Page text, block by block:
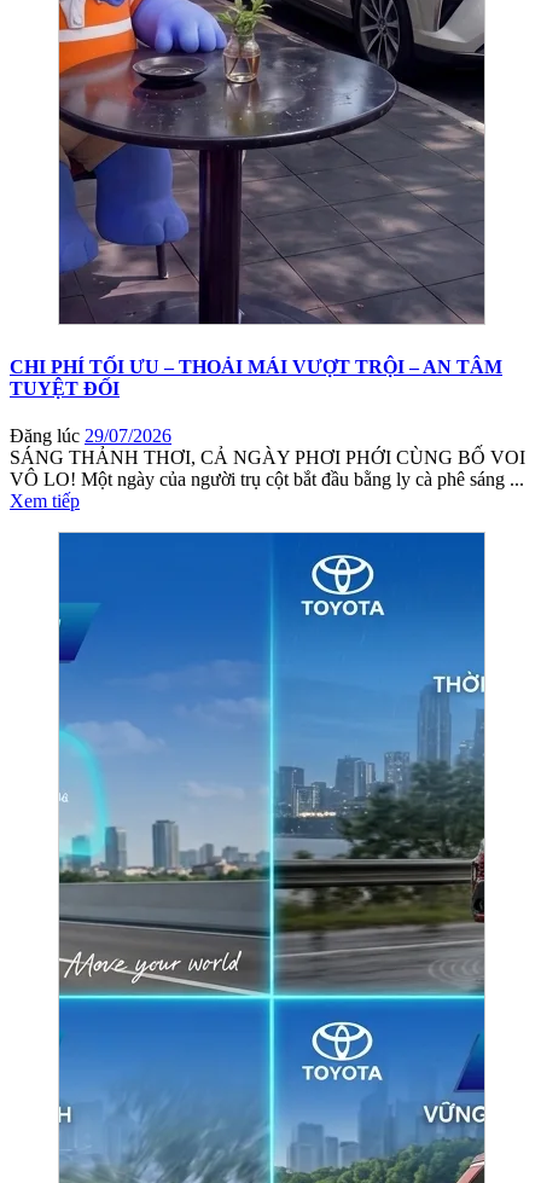
CHI PHÍ TỐI ƯU – THOẢI MÁI VƯỢT TRỘI – AN TÂM
TUYỆT ĐỐI
Đăng lúc 29/07/2026
SÁNG THẢNH THƠI, CẢ NGÀY PHƠI PHỚI CÙNG BỐ VOI
VÔ LO! Một ngày của người trụ cột bắt đầu bằng ly cà phê sáng ...
Xem tiếp